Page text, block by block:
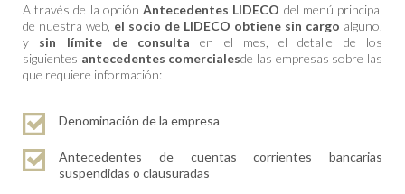
A través de la opciónAntecedentes LIDECO del menú principal
de nuestra web, el socio de LIDECO obtiene sin cargo alguno,
y sin límite de consulta en el mes, el detalle de los
siguientes antecedentes comercialesde las empresas sobre las
que requiere información:
Denominación de la empresa
Antecedentes de cuentas corrientes bancarias
suspendidas o clausuradas